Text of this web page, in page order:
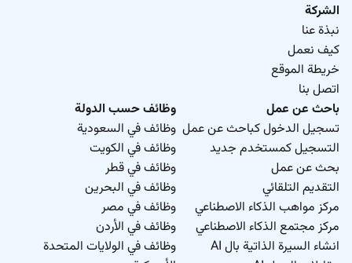
الشركة
نبذة عنا
كيف نعمل
خريطة الموقع
اتصل بنا
باحث عن عمل
تسجيل الدخول كباحث عن عمل
التسجيل كمستخدم جديد
بحث عن عمل
التقديم التلقائي
مركز مواهب الذكاء الاصطناعي
مركز مجتمع الذكاء الاصطناعي
انشاء السيرة الذاتية بال AI
وظائف حسب الدولة
وظائف في السعودية
وظائف في الكويت
وظائف في قطر
وظائف في البحرين
وظائف في مصر
وظائف في الأردن
وظائف في الولايات المتحدة